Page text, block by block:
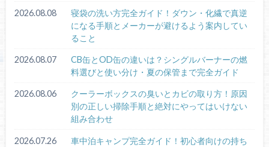
2026.08.08
寝袋の洗い方完全ガイド！ダウン・化繊で真逆
になる手順とメーカーが避けるよう案内してい
ること
2026.08.07
CB缶とOD缶の違いは？シングルバーナーの燃
料選びと使い分け・夏の保管まで完全ガイド
2026.08.06
クーラーボックスの臭いとカビの取り方！原因
別の正しい掃除手順と絶対にやってはいけない
組み合わせ
2026.07.26
車中泊キャンプ完全ガイド！初心者向けの持ち